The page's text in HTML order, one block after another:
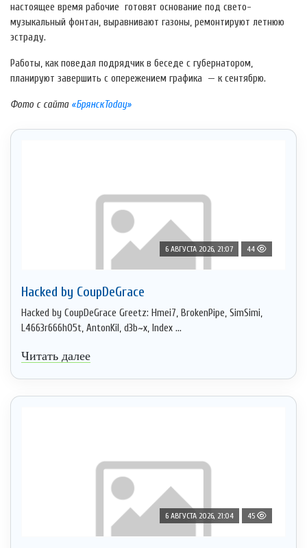
настоящее время рабочие готовят основание под свето-
музыкальный фонтан, выравнивают газоны, ремонтируют летнюю
эстраду.
Работы, как поведал подрядчик в беседе с губернатором,
планируют завершить с опережением графика — к сентябрю.
Фото с сайта «БрянскToday»
6 АВГУСТА 2026, 21:07 44
Hacked by CoupDeGrace
Hacked by CoupDeGrace Greetz: Hmei7, BrokenPipe, SimSimi,
L4663r666h05t, AntonKil, d3b~x, Index ...
Читать далее
6 АВГУСТА 2026, 21:04 45